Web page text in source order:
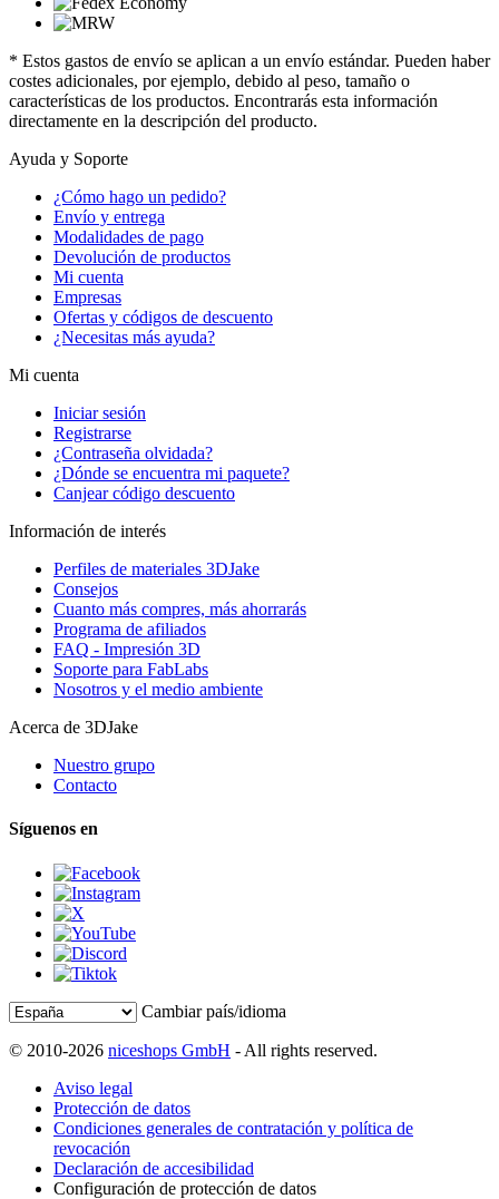
* Estos gastos de envío se aplican a un envío estándar. Pueden haber
costes adicionales, por ejemplo, debido al peso, tamaño o
características de los productos. Encontrarás esta información
directamente en la descripción del producto.
Ayuda y Soporte
¿Cómo hago un pedido?
Envío y entrega
Modalidades de pago
Devolución de productos
Mi cuenta
Empresas
Ofertas y códigos de descuento
¿Necesitas más ayuda?
Mi cuenta
Iniciar sesión
Registrarse
¿Contraseña olvidada?
¿Dónde se encuentra mi paquete?
Canjear código descuento
Información de interés
Perfiles de materiales 3DJake
Consejos
Cuanto más compres, más ahorrarás
Programa de afiliados
FAQ - Impresión 3D
Soporte para FabLabs
Nosotros y el medio ambiente
Acerca de 3DJake
Nuestro grupo
Contacto
Síguenos en
Cambiar país/idioma
© 2010-2026 niceshops GmbH - All rights reserved.
Aviso legal
Protección de datos
Condiciones generales de contratación y política de
revocación
Declaración de accesibilidad
Configuración de protección de datos